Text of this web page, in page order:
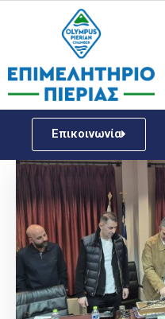
Επικοινωνία
Επιμελητήριο
Νέα
ΓΕΜΗ
/
Μητρώου
Επιχειρηματική
Υποστήριξη